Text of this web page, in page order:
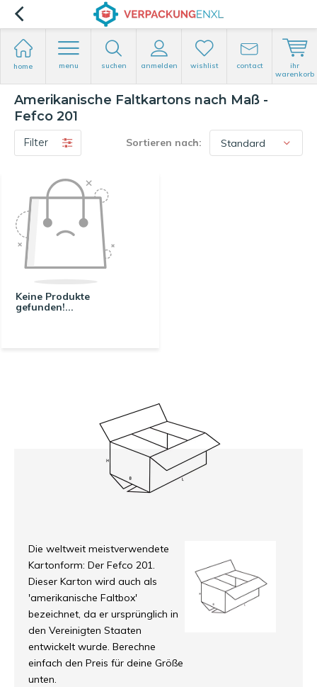
home menu suchen anmelden wishlist contact
ihr
warenkorb
Amerikanische Faltkartons nach Maß -
Fefco 201
Filter Sortieren nach:
Keine Produkte
gefunden!...
Die weltweit meistverwendete
Kartonform: Der Fefco 201.
Dieser Karton wird auch als
'amerikanische Faltbox'
bezeichnet, da er ursprünglich in
den Vereinigten Staaten
entwickelt wurde. Berechne
einfach den Preis für deine Größe
unten.